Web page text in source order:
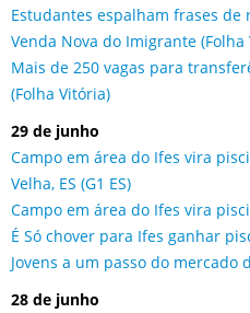
Estudantes espalham frases de
Venda Nova do Imigrante (Folha
Mais de 250 vagas para
(Folha Vitória)
29 de junho
Campo em área do Ifes vira
Velha, ES (G1 ES)
Campo em área do Ifes vira
É Só chover para Ifes ganhar
Jovens a um passo do mercado
28 de junho